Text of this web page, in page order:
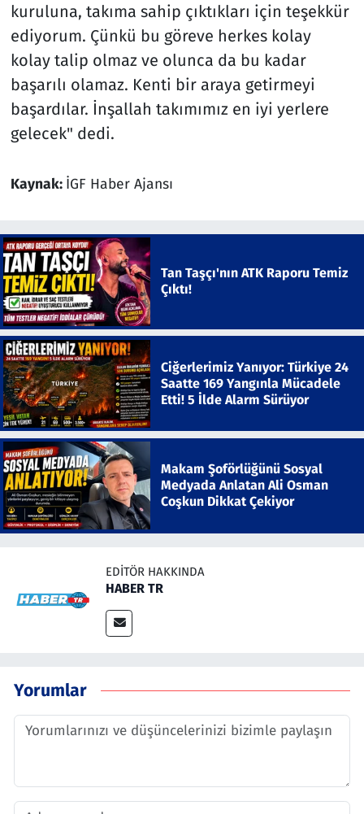
kuruluna, takıma sahip çıktıkları için teşekkür
ediyorum. Çünkü bu göreve herkes kolay
kolay talip olmaz ve olunca da bu kadar
başarılı olamaz. Kenti bir araya getirmeyi
başardılar. İnşallah takımımız en iyi yerlere
gelecek" dedi.
Kaynak: İGF Haber Ajansı
Tan Taşçı'nın ATK Raporu Temiz
Çıktı!
Ciğerlerimiz Yanıyor: Türkiye 24
Saatte 169 Yangınla Mücadele
Etti! 5 İlde Alarm Sürüyor
Makam Şoförlüğünü Sosyal
Medyada Anlatan Ali Osman
Coşkun Dikkat Çekiyor
EDITÖR HAKKINDA
HABER TR
Yorumlar